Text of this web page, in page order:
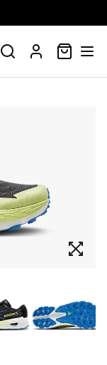
SØK PROFIL